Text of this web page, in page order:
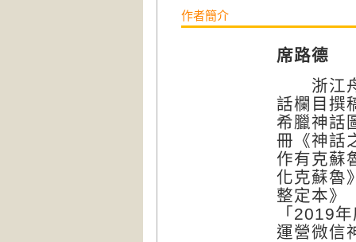
作者簡介
席路德
浙江舟
話欄目撰
希臘神話
冊《神話
作有克蘇
化克蘇魯
整定本》
「 2019
運營微信